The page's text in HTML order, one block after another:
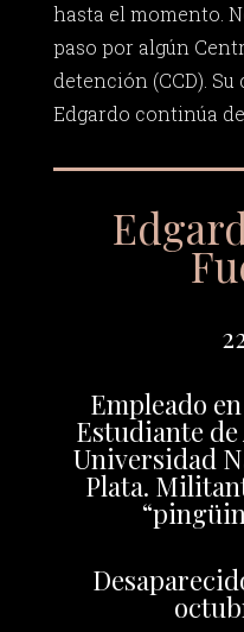
hasta el momento.
paso por algún
detención (CCD).
Edgardo continúa
Empleado
Estudiante
Universidad
Plata.